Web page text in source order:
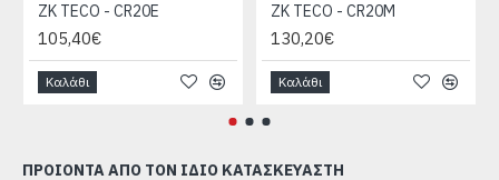
ZK TECO - CR20E
105,40€
Καλάθι
ZK TECO - CR20M
130,20€
Καλάθι
ΠΡΟΙΌΝΤΑ ΑΠΌ ΤΟΝ ΊΔΙΟ ΚΑΤΑΣΚΕΥΑΣΤΉ